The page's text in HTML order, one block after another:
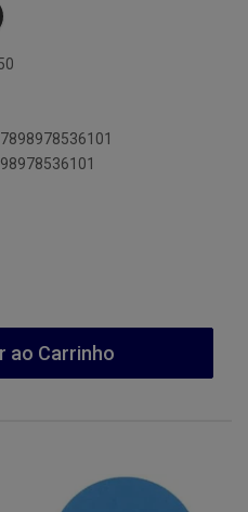
ao Carrinho